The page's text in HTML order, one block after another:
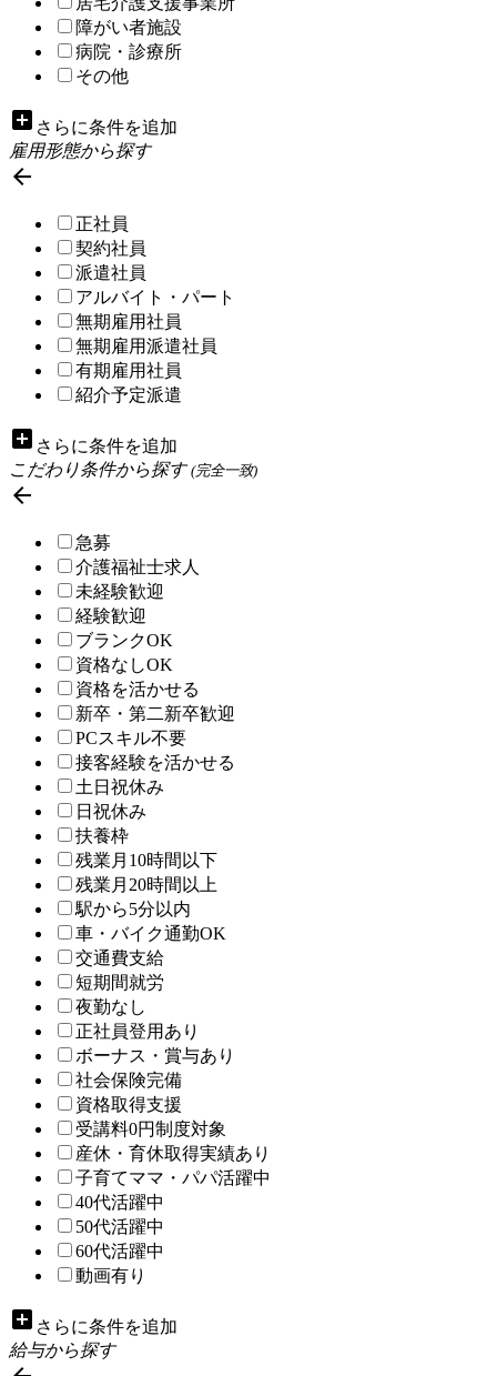
障がい者施設
病院・診療所
その他
add_box さらに条件を追加
雇用形態から探す

正社員
契約社員
派遣社員
アルバイト・パート
無期雇用社員
無期雇用派遣社員
有期雇用社員
紹介予定派遣
add_box さらに条件を追加
こだわり条件から探す(完全一致)

急募
介護福祉士求人
未経験歓迎
経験歓迎
ブランクOK
資格なしOK
資格を活かせる
新卒・第二新卒歓迎
PCスキル不要
接客経験を活かせる
土日祝休み
日祝休み
扶養枠
残業月10時間以下
残業月20時間以上
駅から5分以内
車・バイク通勤OK
交通費支給
短期間就労
夜勤なし
正社員登用あり
ボーナス・賞与あり
社会保険完備
資格取得支援
受講料0円制度対象
産休・育休取得実績あり
子育てママ・パパ活躍中
40代活躍中
50代活躍中
60代活躍中
動画有り
add_box さらに条件を追加
給与から探す